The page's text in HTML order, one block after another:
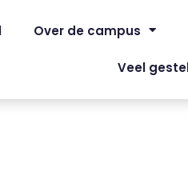
Over de campus
Veel